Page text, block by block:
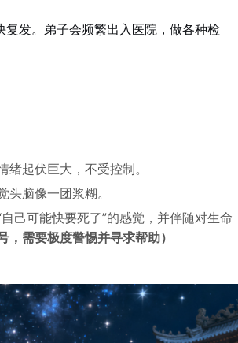
复发。弟子会频繁出入医院，做各种检
起伏巨大，不受控制。
头脑像一团浆糊。
己可能快要死了”的感觉，并伴随对生命
，需要极度警惕并寻求帮助）